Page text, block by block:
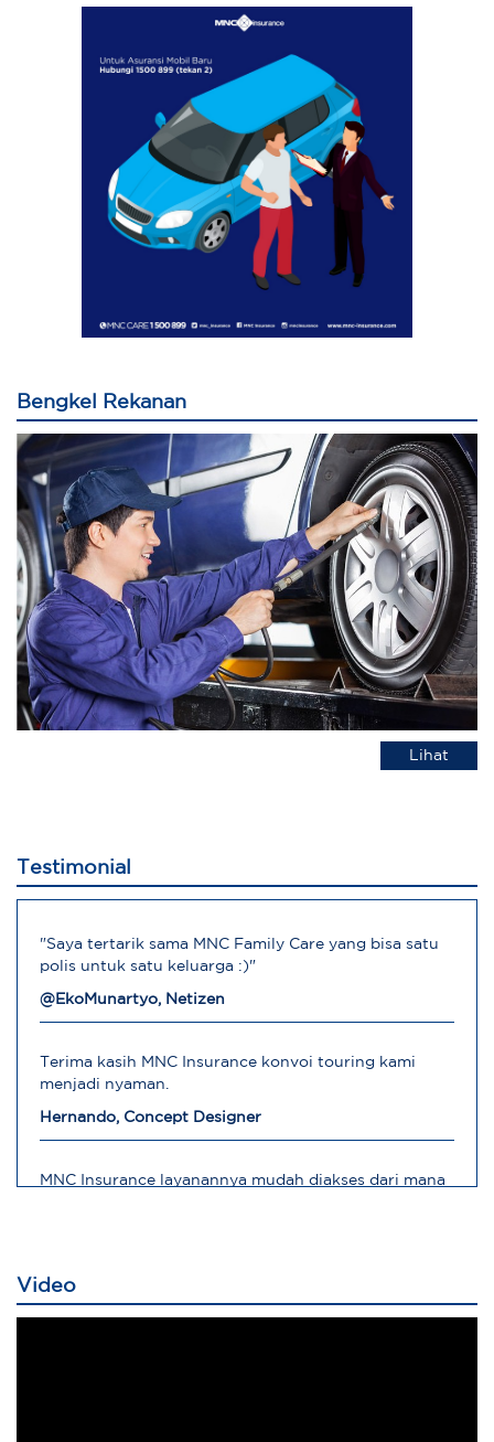
Bengkel Rekanan
Lihat
Testimonial
"Saya tertarik sama MNC Family Care yang bisa satu
polis untuk satu keluarga :)"
@EkoMunartyo, Netizen
Terima kasih MNC Insurance konvoi touring kami
menjadi nyaman.
Hernando, Concept Designer
MNC Insurance layanannya mudah diakses dari mana
Video